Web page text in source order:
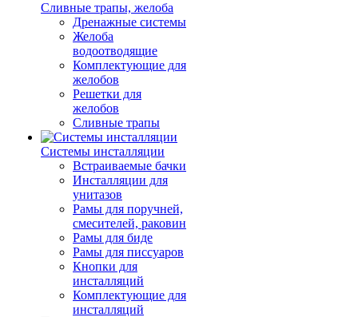
Сливные трапы, желоба
Дренажные системы
Желоба
водоотводящие
Комплектующие для
желобов
Решетки для
желобов
Сливные трапы
Системы инсталляции
Встраиваемые бачки
Инсталляции для
унитазов
Рамы для поручней,
смесителей, раковин
Рамы для биде
Рамы для писсуаров
Кнопки для
инсталляций
Комплектующие для
инсталляций